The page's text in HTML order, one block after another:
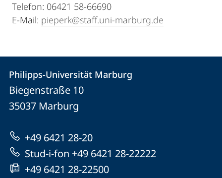
Telefon: 06421 58-66690
E-Mail: pieperk@staff.uni-marburg.de
Kontakt
und
Informationen
zur
Website
Kontaktinformationen
Philipps-
Universität
Philipps-Universität Marburg
Biegenstraße 10
35037 Marburg
+49 6421 28-20
Stud-i-fon +49 6421 28-22222
+49 6421 28-22500